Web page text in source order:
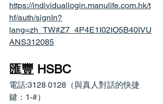
https://individuallogin.manulife.com.hk/t
hf/auth/signIn?
lang=zh_TW#Z7_4P4E1I02IO5B40IVU
ANS312085
匯豐 HSBC
電話:3128 0128（與真人對話的快捷
鍵：1-#）